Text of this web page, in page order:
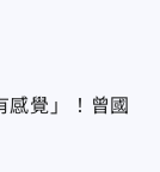
感覺」！曾國